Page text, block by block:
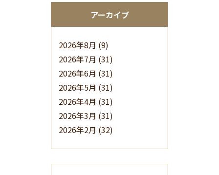
アーカイブ
2026年8月 (9)
2026年7月 (31)
2026年6月 (31)
2026年5月 (31)
2026年4月 (31)
2026年3月 (31)
2026年2月 (32)